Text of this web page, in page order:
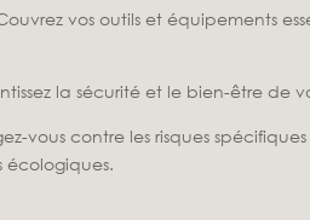
vos outils et équipements
la sécurité et le bien-être de
vous contre les risques
écologiques.​